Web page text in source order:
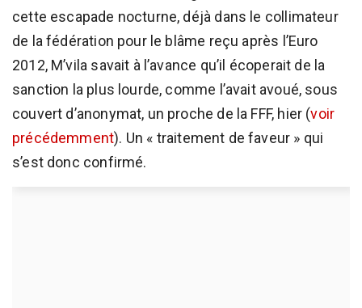
cette escapade nocturne, déjà dans le collimateur
de la fédération pour le blâme reçu après l’Euro
2012, M’vila savait à l’avance qu’il écoperait de la
sanction la plus lourde, comme l’avait avoué, sous
couvert d’anonymat, un proche de la FFF, hier (voir
précédemment). Un « traitement de faveur » qui
s’est donc confirmé.